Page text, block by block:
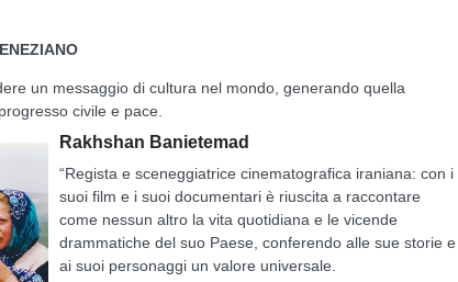
un messaggio di cultura nel mondo, generando quella
civile e pace.
Rakhshan Banietemad
“Regista e sceneggiatrice cinematografica iraniana: con i
suoi film e i suoi documentari è riuscita a raccontare
come nessun altro la vita quotidiana e le vicende
drammatiche del suo Paese, conferendo alle sue storie e
ai suoi personaggi un valore universale.